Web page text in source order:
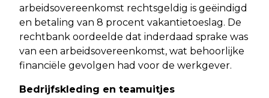
arbeidsovereenkomst rechtsgeldig is geëindigd
en betaling van 8 procent vakantietoeslag. De
rechtbank oordeelde dat inderdaad sprake was
van een arbeidsovereenkomst, wat behoorlijke
financiële gevolgen had voor de werkgever.
Bedrijfskleding en teamuitjes